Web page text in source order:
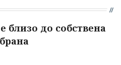
близо до собствена